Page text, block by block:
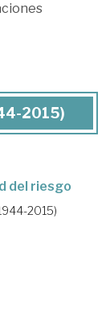
2015)
del riesgo
2015)